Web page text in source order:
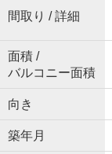
間取り / 詳細
面積 /
バルコニー面積
向き
築年月